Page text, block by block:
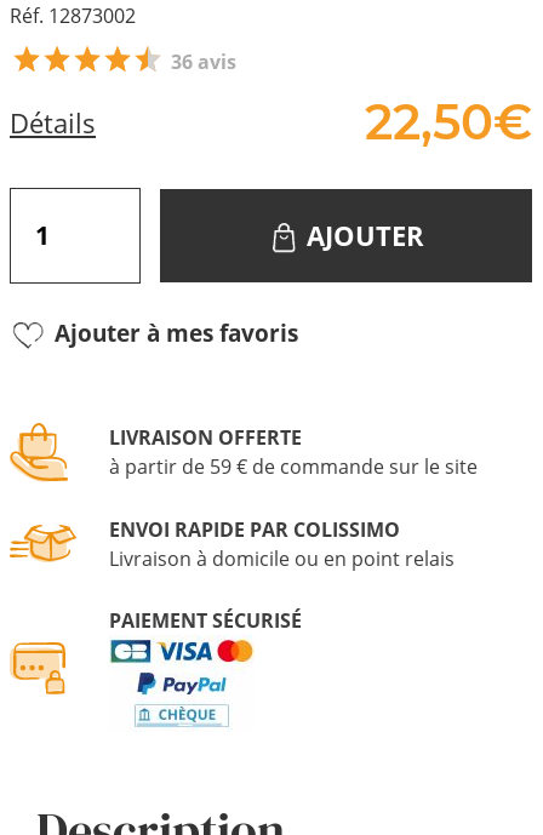
Réf. 12873002
36 avis
Détails 22,50€
AJOUTER
Ajouter à mes favoris
LIVRAISON OFFERTE
à partir de 59 € de commande sur le site
ENVOI RAPIDE PAR COLISSIMO
Livraison à domicile ou en point relais
PAIEMENT SÉCURISÉ